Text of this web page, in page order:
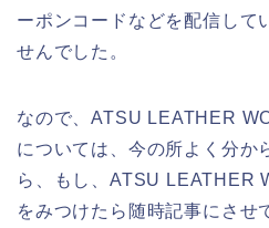
ーポンコードなどを配信して
せんでした。
なので、ATSU LEATHER
については、今の所よく分か
ら、もし、ATSU LEATHER
をみつけたら随時記事にさせ